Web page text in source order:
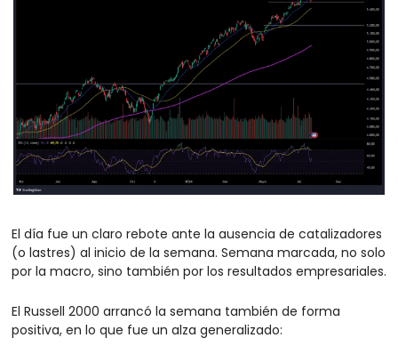
El día fue un claro rebote ante la ausencia de catalizadores
(o lastres) al inicio de la semana. Semana marcada, no solo
El Russell 2000 arrancó la semana también de forma
positiva, en lo que fue un alza generalizado: